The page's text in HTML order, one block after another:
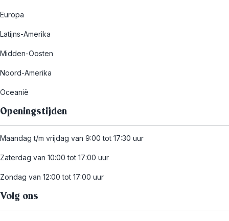
Europa
Latijns-Amerika
Midden-Oosten
Noord-Amerika
Oceanië
Openingstijden
Maandag t/m vrijdag van 9:00 tot 17:30 uur
Zaterdag van 10:00 tot 17:00 uur
Zondag van 12:00 tot 17:00 uur
Volg ons